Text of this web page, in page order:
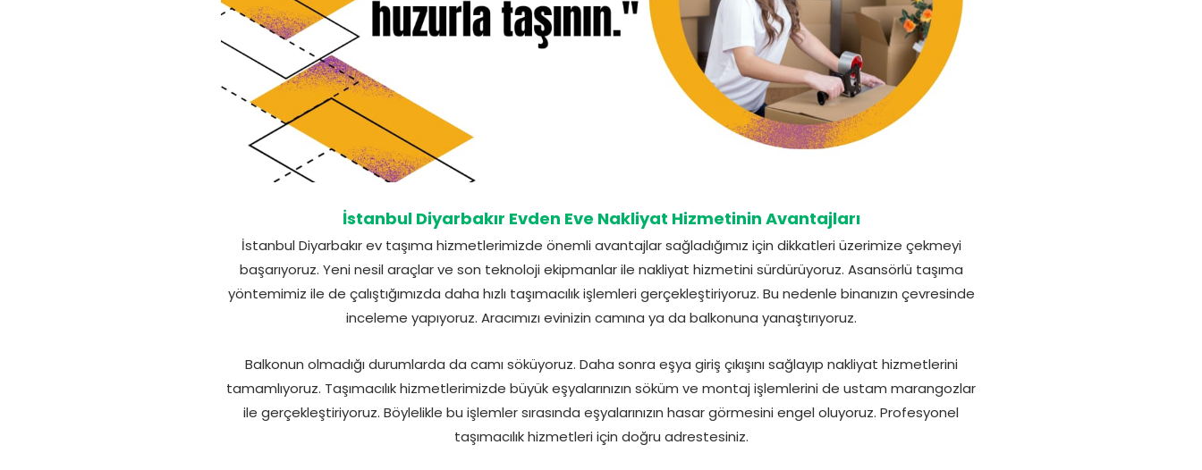
İstanbul Diyarbakır Evden Eve Nakliyat Hizmetinin Avantajları
İstanbul Diyarbakır ev taşıma hizmetlerimizde önemli avantajlar sağladığımız için dikkatleri üzerimize çekmeyi
başarıyoruz. Yeni nesil araçlar ve son teknoloji ekipmanlar ile nakliyat hizmetini sürdürüyoruz. Asansörlü taşıma
yöntemimiz ile de çalıştığımızda daha hızlı taşımacılık işlemleri gerçekleştiriyoruz. Bu nedenle binanızın çevresinde
inceleme yapıyoruz. Aracımızı evinizin camına ya da balkonuna yanaştırıyoruz.
Balkonun olmadığı durumlarda da camı söküyoruz. Daha sonra eşya giriş çıkışını sağlayıp nakliyat hizmetlerini
tamamlıyoruz. Taşımacılık hizmetlerimizde büyük eşyalarınızın söküm ve montaj işlemlerini de ustam marangozlar
ile gerçekleştiriyoruz. Böylelikle bu işlemler sırasında eşyalarınızın hasar görmesini engel oluyoruz. Profesyonel
taşımacılık hizmetleri için doğru adrestesiniz.